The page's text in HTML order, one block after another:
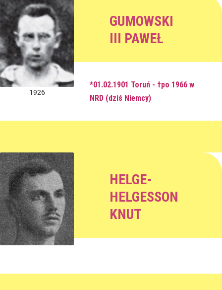
1926
GUMOWSKI
III PAWEŁ
*01.02.1901 Toruń - †po 1966 w
NRD (dziś Niemcy)
HELGE-
HELGESSON
KNUT